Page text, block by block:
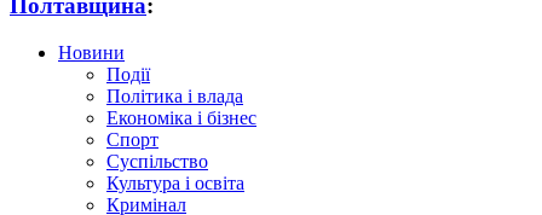
Полтавщина:
Новини
Події
Політика і влада
Економіка і бізнес
Спорт
Суспільство
Культура і освіта
Кримінал